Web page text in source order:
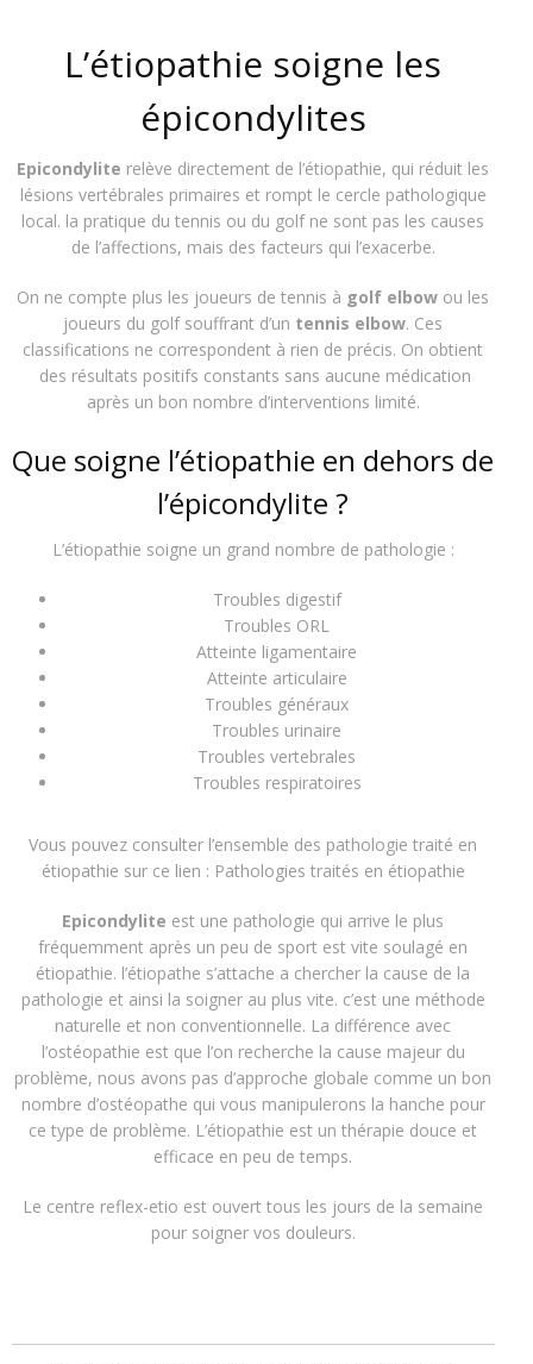
L’étiopathie soigne les
épicondylites
Epicondylite relève directement de l’étiopathie, qui réduit les
lésions vertébrales primaires et rompt le cercle pathologique
local. la pratique du tennis ou du golf ne sont pas les causes
de l’affections, mais des facteurs qui l’exacerbe.
On ne compte plus les joueurs de tennis à golf elbow ou les
joueurs du golf souffrant d’un tennis elbow. Ces
classifications ne correspondent à rien de précis. On obtient
des résultats positifs constants sans aucune médication
après un bon nombre d’interventions limité.
Que soigne l’étiopathie en dehors de
l’épicondylite ?
L’étiopathie soigne un grand nombre de pathologie :
Troubles digestif
Troubles ORL
Atteinte ligamentaire
Atteinte articulaire
Troubles généraux
Troubles urinaire
Troubles vertebrales
Troubles respiratoires
Vous pouvez consulter l’ensemble des pathologie traité en
étiopathie sur ce lien : Pathologies traités en étiopathie
Epicondylite est une pathologie qui arrive le plus
fréquemment après un peu de sport est vite soulagé en
étiopathie. l’étiopathe s’attache a chercher la cause de la
pathologie et ainsi la soigner au plus vite. c’est une méthode
naturelle et non conventionnelle. La différence avec
l’ostéopathie est que l’on recherche la cause majeur du
problème, nous avons pas d’approche globale comme un bon
nombre d’ostéopathe qui vous manipulerons la hanche pour
ce type de problème. L’étiopathie est un thérapie douce et
efficace en peu de temps.
Le centre reflex-etio est ouvert tous les jours de la semaine
pour soigner vos douleurs.